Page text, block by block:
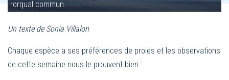
rorqual commun
Un texte de Sonia Villalon
Chaque espèce a ses préférences de proies et les observations
de cette semaine nous le prouvent bien :